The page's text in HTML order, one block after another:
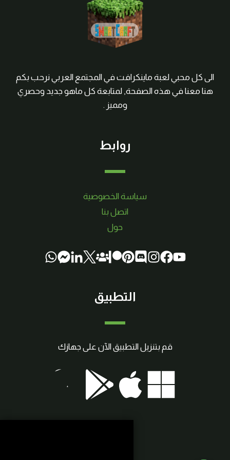
الى كل محبي لعبة ماينكرافت في المجتمع العربي نرحب بكم
هنا معنا في هذه الصفحة, لمتابعة كل ماهو جديد وحصري
ومميز .
روابط
سياسة الخصوصية
اتصل بنا
حول
التطبيق
قم بتنزيل التطبيق الآن على جهازك